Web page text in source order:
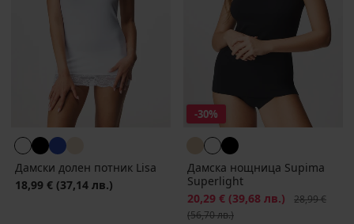
Дамски долен потник Lisa
18,99 € (37,14 лв.)
-30%
Дамска нощница Supima
Superlight
Намаление
20,29 € (39,68 лв.)
28,99 €
(56,70 лв.)